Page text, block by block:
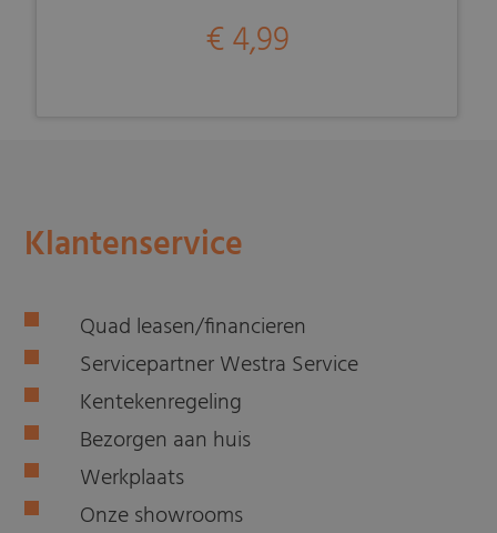
€ 4,99
Klantenservice
Quad leasen/financieren
Servicepartner Westra Service
Kentekenregeling
Bezorgen aan huis
Werkplaats
Onze showrooms